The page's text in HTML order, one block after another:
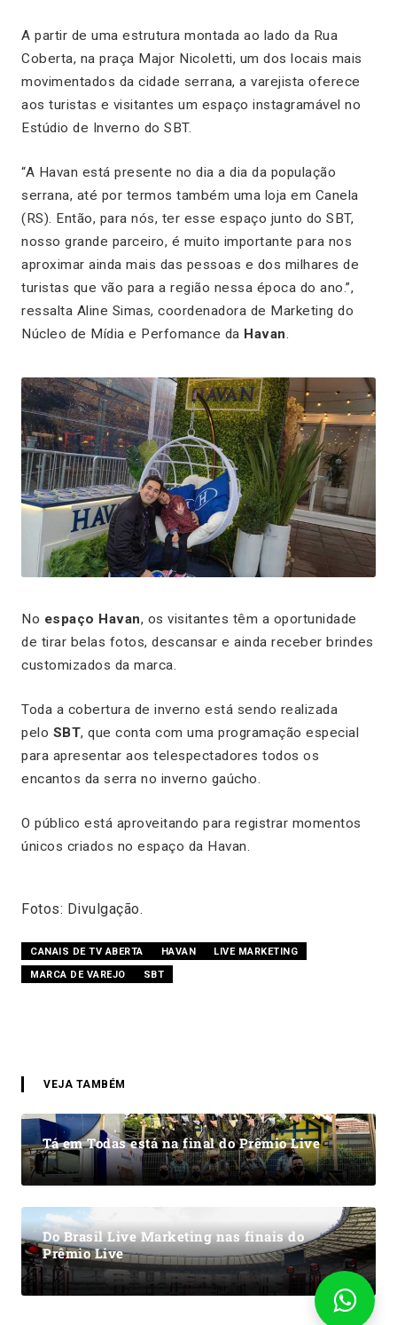
A partir de uma estrutura montada ao lado da Rua
Coberta, na praça Major Nicoletti, um dos locais mais
movimentados da cidade serrana, a varejista oferece
aos turistas e visitantes um espaço instagramável no
Estúdio de Inverno do SBT.
“A Havan está presente no dia a dia da população
serrana, até por termos também uma loja em Canela
(RS). Então, para nós, ter esse espaço junto do SBT,
nosso grande parceiro, é muito importante para nos
aproximar ainda mais das pessoas e dos milhares de
turistas que vão para a região nessa época do ano.”,
ressalta Aline Simas, coordenadora de Marketing do
Núcleo de Mídia e Perfomance da Havan.
No espaço Havan, os visitantes têm a oportunidade
de tirar belas fotos, descansar e ainda receber brindes
customizados da marca.
Toda a cobertura de inverno está sendo realizada
pelo SBT, que conta com uma programação especial
para apresentar aos telespectadores todos os
encantos da serra no inverno gaúcho.
O público está aproveitando para registrar momentos
únicos criados no espaço da Havan.
Fotos: Divulgação.
CANAIS DE TV ABERTA HAVAN
LIVE MARKETING
MARCA DE VAREJO
SBT
VEJA TAMBÉM
Tá em Todas está na final do Prêmio Live
Do Brasil Live Marketing nas finais do
Prêmio Live